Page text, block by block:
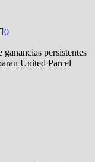
0
persistentes
United Parcel